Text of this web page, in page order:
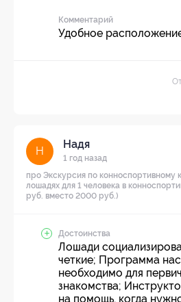
Комментарий
Удобное
Н
Надя
1 год назад
про Экскурсия по конноспортивному
лошадях для 1 человека в
руб. вместо 2000 руб.)
Достоинства
Лошади
четкие; Программа
необходимо для
знакомства;
на помощь, когда